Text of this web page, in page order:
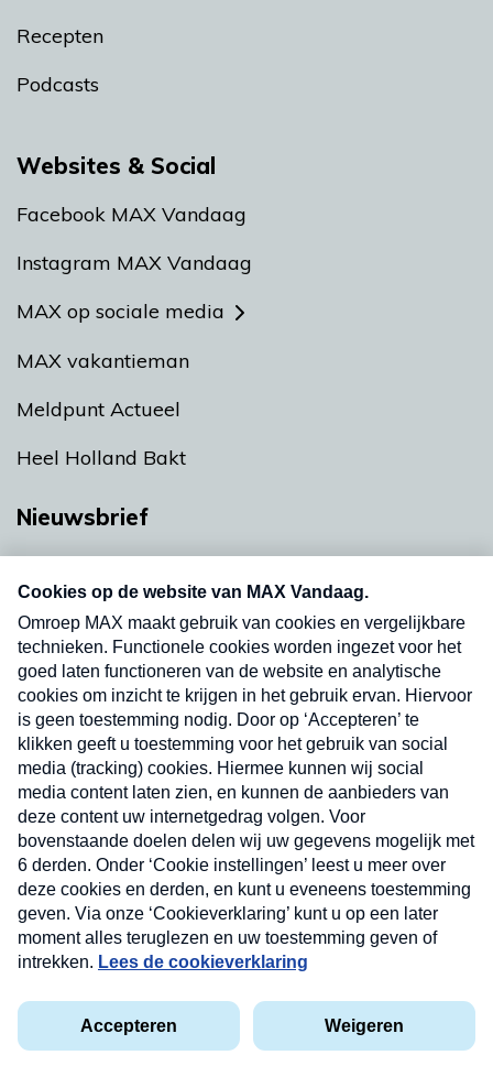
Recepten
Podcasts
Websites & Social
Facebook MAX Vandaag
Instagram MAX Vandaag
MAX op sociale media
MAX vakantieman
Meldpunt Actueel
Heel Holland Bakt
Nieuwsbrief
nieuwsbrief. Elke vrijdag- en dinsdagochtend in
uw mailbox.
Verzend
Privacyverklaring
Cookieverklaring
Kwetsbaarheid melden
Nieuwsbrief
Neem hier een gratis abonnement op onze
nieuwsbrief. Elke vrijdag- en dinsdagochtend in uw